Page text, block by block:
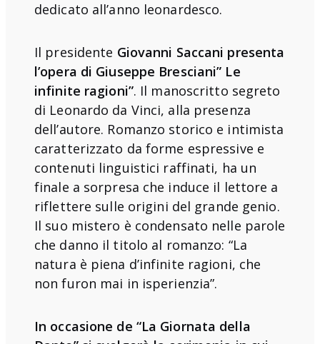
dedicato all’anno leonardesco.
Il presidente Giovanni Saccani presenta
l’opera di Giuseppe Bresciani” Le
infinite ragioni”. Il manoscritto segreto
di Leonardo da Vinci, alla presenza
dell’autore. Romanzo storico e intimista
caratterizzato da forme espressive e
contenuti linguistici raffinati, ha un
finale a sorpresa che induce il lettore a
riflettere sulle origini del grande genio.
Il suo mistero è condensato nelle parole
che danno il titolo al romanzo: “La
natura è piena d’infinite ragioni, che
non furon mai in isperienzia”.
In occasione de “La Giornata della